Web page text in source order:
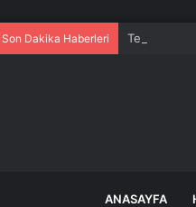
Son Dakika Haberleri Tekneden
ANASAYFA